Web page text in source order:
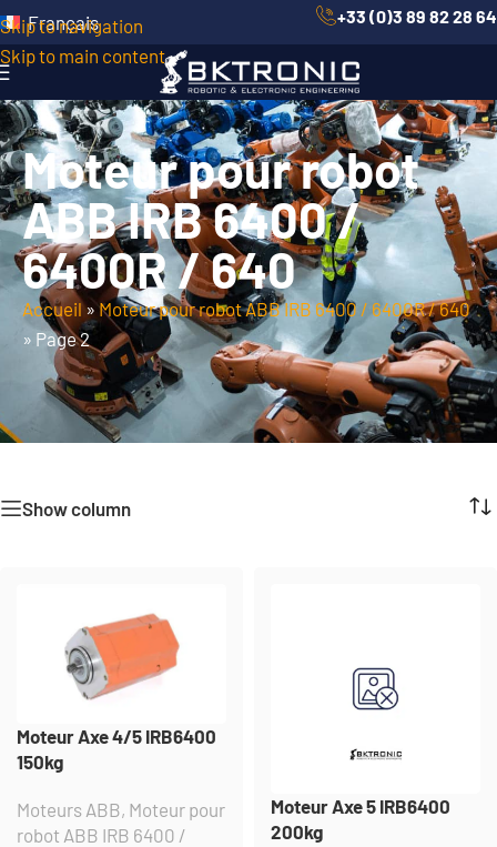
Skip to navigation
Skip to main content
Français +33 (0)3 89 82 28 64
Moteur pour robot
ABB IRB 6400 /
6400R / 640
Accueil»Moteur pour robot ABB IRB 6400 / 6400R / 640
» Page 2
Show column
Moteur Axe 4/5 IRB6400
150kg
Moteurs ABB, Moteur pour
robot ABB IRB 6400 /
Moteur Axe 5 IRB6400
200kg